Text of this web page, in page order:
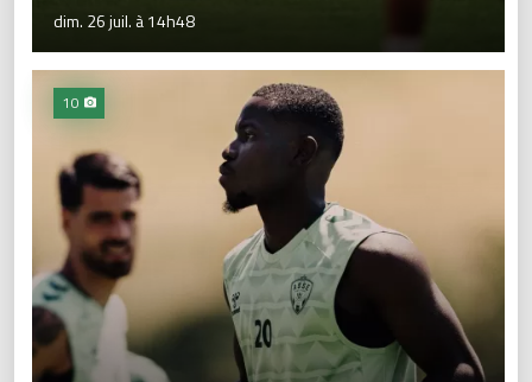
dim. 26 juil. à 14h48
10